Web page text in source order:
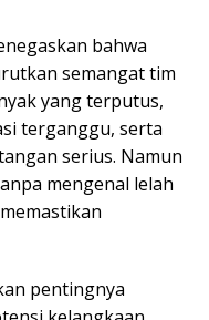
bahwa
semangat tim
yang terputus,
terganggu, serta
serius. Namun
mengenal lelah
pentingnya